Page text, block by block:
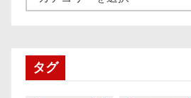
テ
ータグ